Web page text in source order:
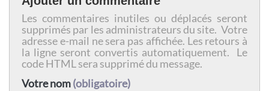
Les commentaires inutiles ou déplacés seront
supprimés par les administrateurs du site. Votre
adresse e-mail ne sera pas affichée. Les retours à
la ligne seront convertis automatiquement. Le
code HTML sera supprimé du message.
Votre nom(obligatoire)